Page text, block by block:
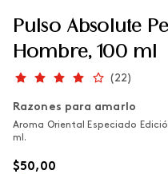
Pulso Absolute
Hombre, 100 ml
(22)
Razones para amarlo
Aroma Oriental Especiado
ml.
$50,00